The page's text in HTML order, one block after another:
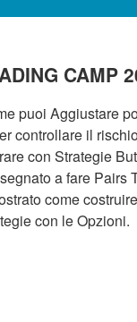
CAMP
puoi Aggiustare
controllare il
con Strategie
a fare Pairs
come
con le Opzioni.